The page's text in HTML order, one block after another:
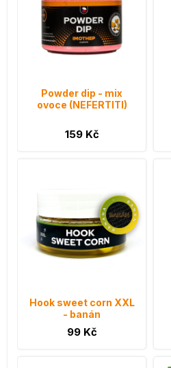
Powder dip - mix
ovoce (NEFERTITI)
159 Kč
Hook sweet corn XXL
- banán
99 Kč